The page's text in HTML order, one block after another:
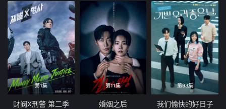
第1集
财阀X刑警 第二季
第11集
婚姻之后
第93集
我们愉快的好日子